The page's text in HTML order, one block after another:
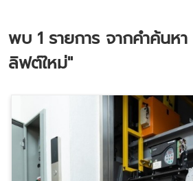
พบ 1 รายการ จากคำค้นหา
ลิฟต์ใหม่"